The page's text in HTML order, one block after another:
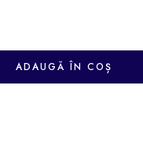
ADAUGĂ ÎN COȘ